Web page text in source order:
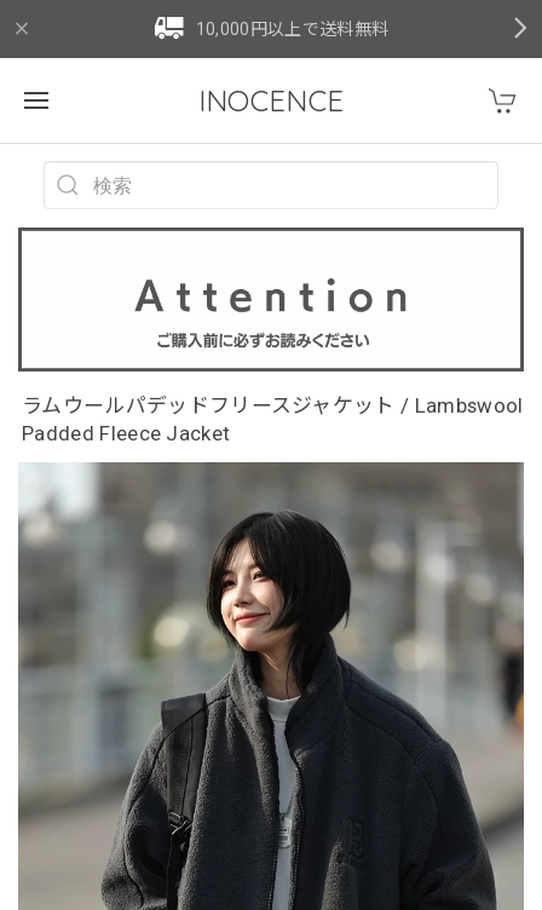
10,000円以上で送料無料
INOCENCE
ラムウールパデッドフリースジャケット / Lambswool
Padded Fleece Jacket